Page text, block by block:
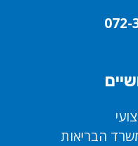
072-
הבריאות